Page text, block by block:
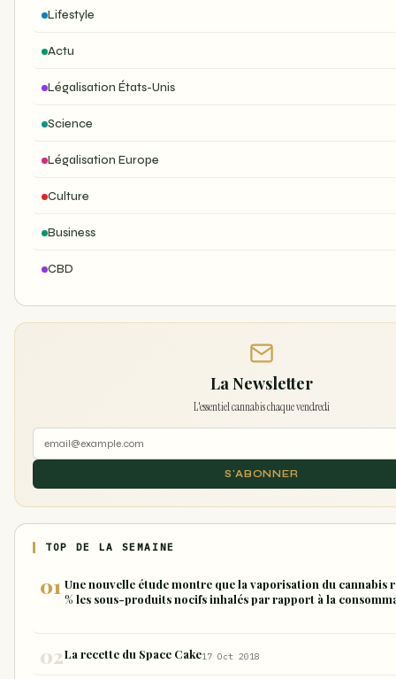
Lifestyle
Actu
Légalisation États-Unis
Science
Légalisation Europe
Culture
Business
CBD
La Newsletter
L'essentiel cannabis chaque vendredi
S'ABONNER
TOP DE LA SEMAINE
Une nouvelle étude montre que la vaporisation du cannabis
% les sous-produits nocifs inhalés par rapport à la
La recette du Space Cake17 Oct 2018